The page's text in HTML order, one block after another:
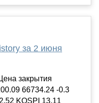
за 2 июня
закрытия
66734.24 -0.3
KOSPI 13.11